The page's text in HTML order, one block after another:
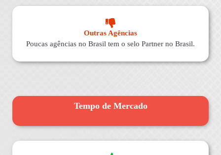
Outras Agências
Poucas agências no Brasil tem o selo Partner no Brasil.
Tempo de Mercado